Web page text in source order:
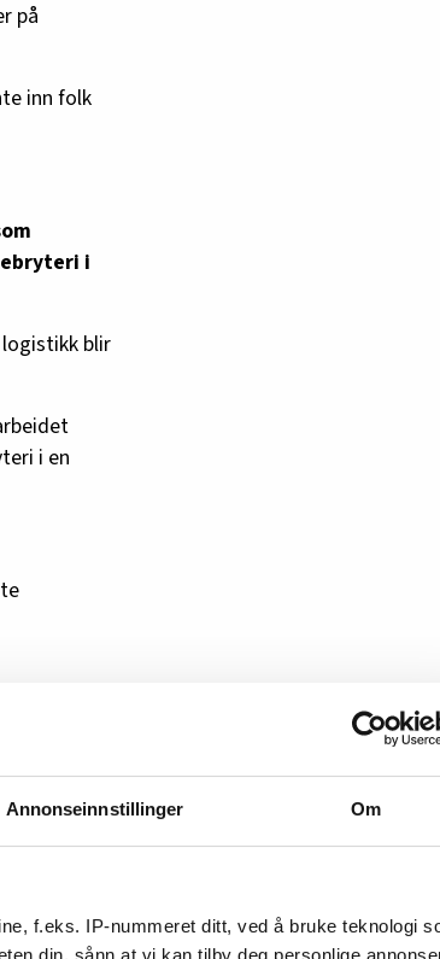
Annonseinnstillinger Om
f.eks. IP-nummeret ditt, ved å bruke teknologi
din, sånn at vi kan tilby deg personlige
på
inn folk
i
blir
i en
som
deres